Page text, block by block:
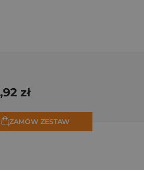
zł
ZAMÓW ZESTAW